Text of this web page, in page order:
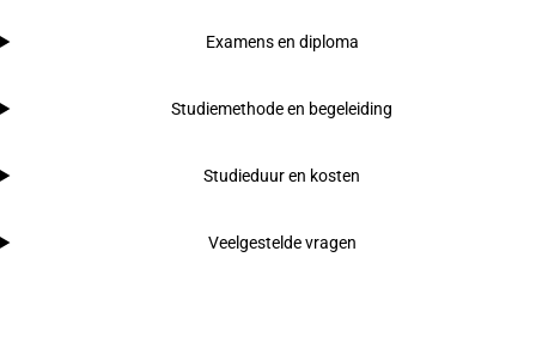
Examens en diploma
Studiemethode en begeleiding
Studieduur en kosten
Veelgestelde vragen